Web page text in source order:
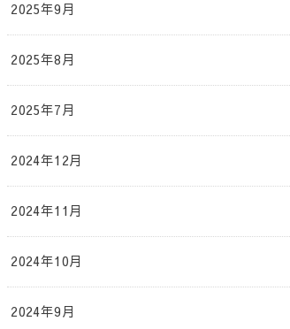
2025年9月
2025年8月
2025年7月
2024年12月
2024年11月
2024年10月
2024年9月